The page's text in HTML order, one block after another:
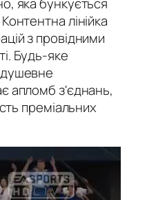
яка бункується
лінійка
з провідними
Будь-яке
апломб з'єднань,
преміальних